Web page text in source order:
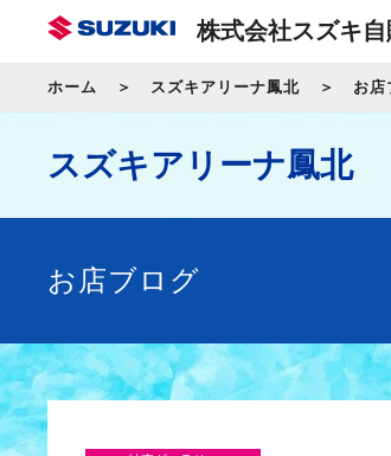
株式会社スズキ
ホーム スズキアリーナ鳳北 お店
スズキアリーナ鳳北
お店ブログ